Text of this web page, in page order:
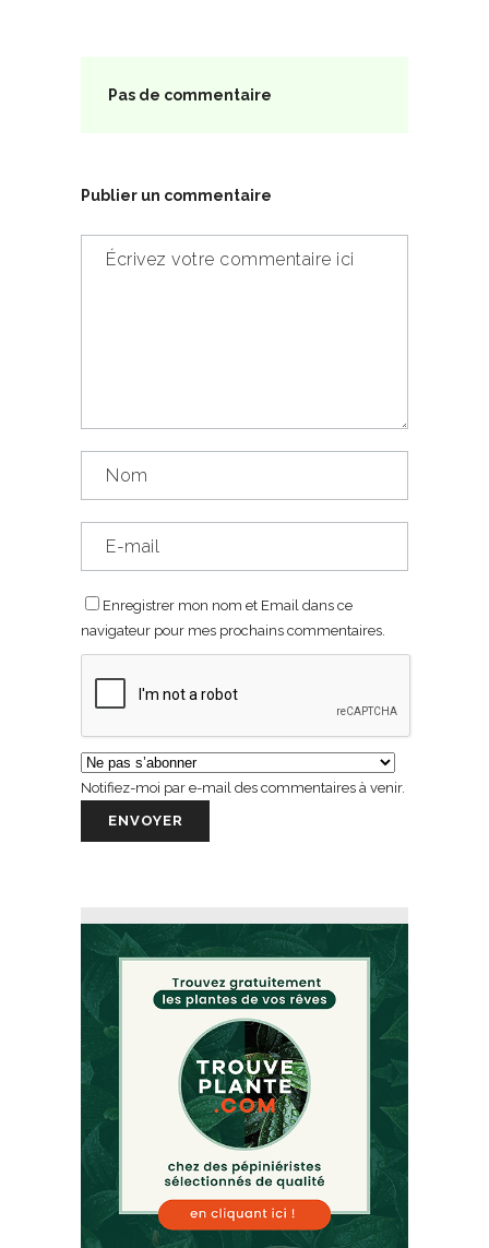
Pas de commentaire
Publier un commentaire
Enregistrer mon nom et Email dans ce
navigateur pour mes prochains commentaires.
Notifiez-moi par e-mail des commentaires à venir.